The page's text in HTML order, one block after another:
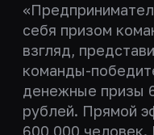
себя призом
взгляд,
команды-
денежные призы
рублей. Прямой
600 000 человек.